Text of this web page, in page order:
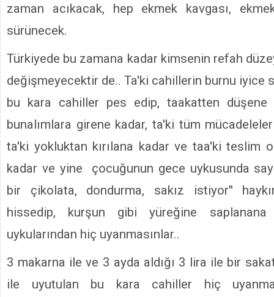
zaman acıkacak, hep ekmek kavgası,
sürünecek.
Türkiyede bu zamana kadar kimsenin refah
değişmeyecektir de.. Ta'ki cahillerin burnu iyice
bu kara cahiller pes edip, taakatten düşene
bunalımlara girene kadar, ta'ki tüm
ta'ki yokluktan kırılana kadar ve taa'ki teslim
kadar ve yine çocuğunun gece uykusunda
bir çikolata, dondurma, sakız istiyor''
hissedip, kurşun gibi yüreğine
uykularından hiç uyanmasınlar..
3 makarna ile ve 3 ayda aldığı 3 lira ile bir
ile uyutulan bu kara cahiller hiç